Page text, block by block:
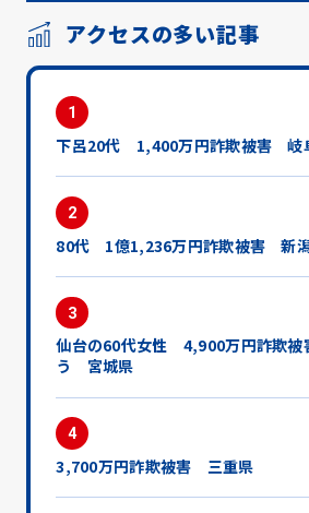
アクセスの多い記事
1
下呂20代 1,400万円詐欺被害 岐
2
80代 1億1,236万円詐欺被害 新
3
仙台の60代女性 4,900万円詐欺
う 宮城県
4
3,700万円詐欺被害 三重県